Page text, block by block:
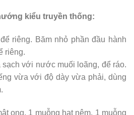
kiểu truyền thống:
riêng. Băm nhỏ phần đầu hành
riêng.
với nước muối loãng, để ráo.
vừa với độ dày vừa phải, dùng
ong, 1 muỗng hạt nêm, 1 muỗng